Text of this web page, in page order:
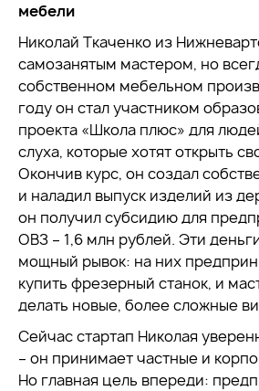
мебели
Николай Ткаченко из
самозанятым мастером, но
собственном мебельном
году он стал участником
проекта «Школа плюс» для
слуха, которые хотят открыть
Окончив курс, он создал
и наладил выпуск изделий из
он получил субсидию для
ОВЗ – 1,6 млн рублей. Эти
мощный рывок: на них
купить фрезерный станок, и
делать новые, более сложные
Сейчас стартап Николая
– он принимает частные и
Но главная цель впереди: